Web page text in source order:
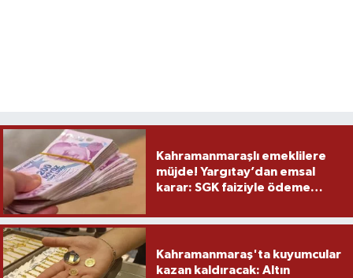
Kahramanmaraşlı emeklilere
müjde! Yargıtay’dan emsal
karar: SGK faiziyle ödeme
Kahramanmaraş'ta kuyumcular
kazan kaldıracak: Altın